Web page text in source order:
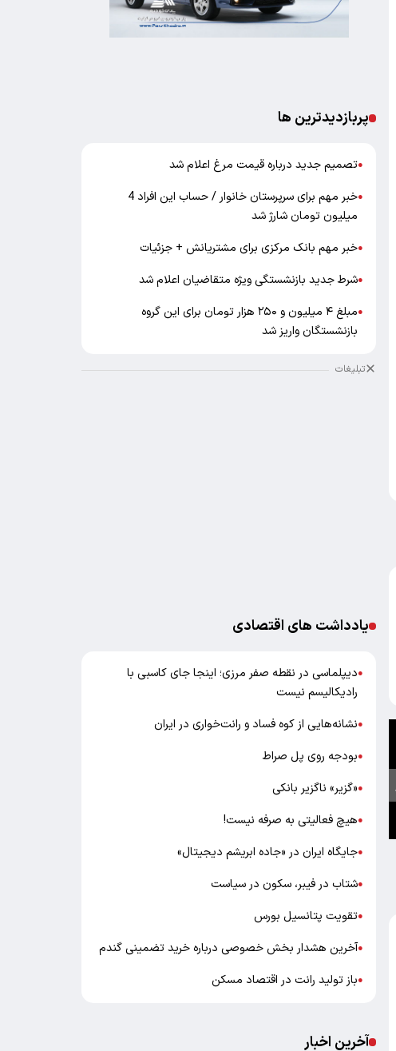
پربازدیدترین ها
●تصمیم جدید درباره قیمت مرغ اعلام شد
●
خبر مهم برای سرپرستان خانوار / حساب این افراد 4
میلیون تومان شارژ شد
●خبر مهم بانک مرکزی برای مشتریانش + جزئیات
●شرط جدید بازنشستگی ویژه متقاضیان اعلام شد
●
مبلغ ۴ میلیون و ۲۵۰ هزار تومان برای این گروه
بازنشستگان واریز شد
تبلیغات
یادداشت های اقتصادی
●دیپلماسی در نقطه صفر مرزی؛ اینجا جای کاسبی با
رادیکالیسم نیست
●نشانه‌هایی از کوه فساد و رانت‌خواری در ایران
●بودجه روی پل صراط
●«گزیر» ناگزیر بانکی
●هیچ فعالیتی به صرفه نیست!
●جایگاه ایران در «جاده ابریشم دیجیتال»
●شتاب در فیبر، سکون در سیاست
●تقویت پتانسیل بورس
●آخرین هشدار بخش خصوصی درباره خرید تضمینی گندم
●باز تولید رانت در اقتصاد مسکن
آخرین اخبار